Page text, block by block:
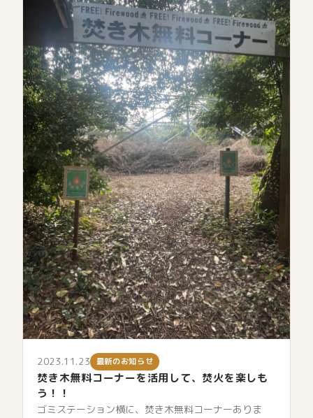
2023.11.23 最新のお知らせ
焚き木無料コーナーを活用して、焚火を楽しも
う！！
ゴミステーション横に、焚き木無料コーナーありま